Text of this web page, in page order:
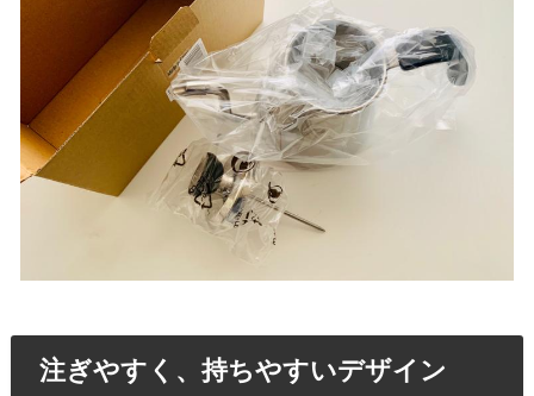
注ぎやすく、持ちやすいデザイン